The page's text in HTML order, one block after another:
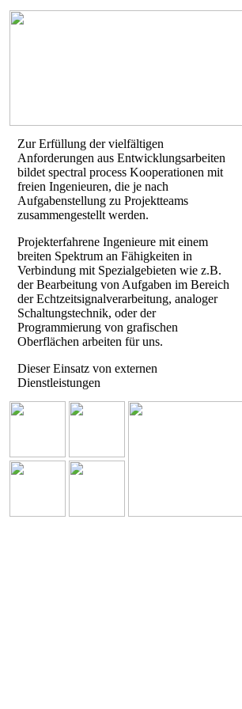
Zur Erfüllung der vielfältigen
Anforderungen aus Entwicklungsarbeiten
bildet spectral process Kooperationen mit
freien Ingenieuren, die je nach
Aufgabenstellung zu Projektteams
zusammengestellt werden.
Projekterfahrene Ingenieure mit einem
breiten Spektrum an Fähigkeiten in
Verbindung mit Spezialgebieten wie z.B.
der Bearbeitung von Aufgaben im Bereich
der Echtzeitsignalverarbeitung, analoger
Schaltungstechnik, oder der
Programmierung von grafischen
Oberflächen arbeiten für uns.
Dieser Einsatz von externen
Dienstleistungen